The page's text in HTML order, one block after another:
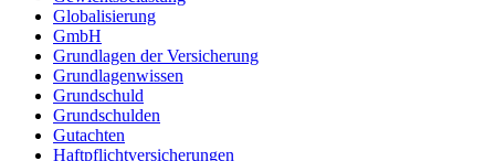
Globalisierung
GmbH
Grundlagen der Versicherung
Grundlagenwissen
Grundschuld
Grundschulden
Gutachten
Haftpflichtversicherungen